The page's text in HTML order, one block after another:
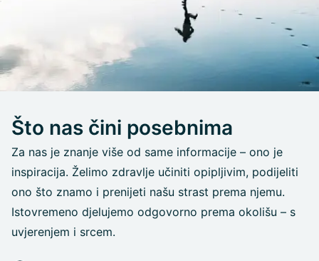
Što nas čini posebnima
Za nas je znanje više od same informacije – ono je
inspiracija. Želimo zdravlje učiniti opipljivim, podijeliti
ono što znamo i prenijeti našu strast prema njemu.
Istovremeno djelujemo odgovorno prema okolišu – s
uvjerenjem i srcem.